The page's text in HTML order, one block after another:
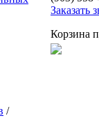
Заказать
Корзина
/